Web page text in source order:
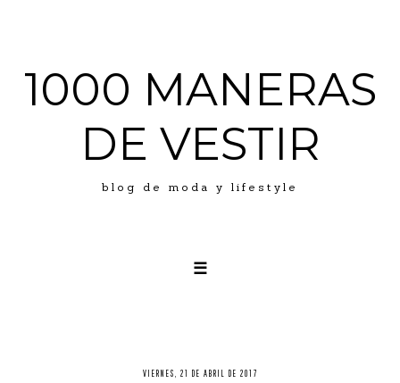
1000 MANERAS
DE VESTIR
blog de moda y lifestyle
☰
PRESS
VIERNES, 21 DE ABRIL DE 2017